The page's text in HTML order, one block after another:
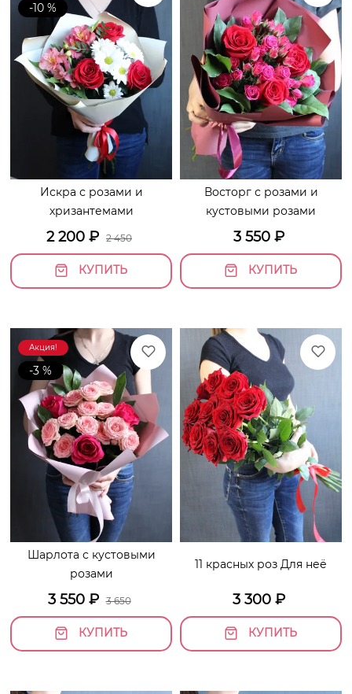
-10 %
Искра с розами и
хризантемами
2 200 ₽ 2 450
КУПИТЬ
Восторг с розами и
кустовыми розами
3 550 ₽
КУПИТЬ
Акция!
-3 %
Шарлота с кустовыми
розами
3 550₽ 3 650
КУПИТЬ
11 красных роз Для неё
3 300 ₽
КУПИТЬ